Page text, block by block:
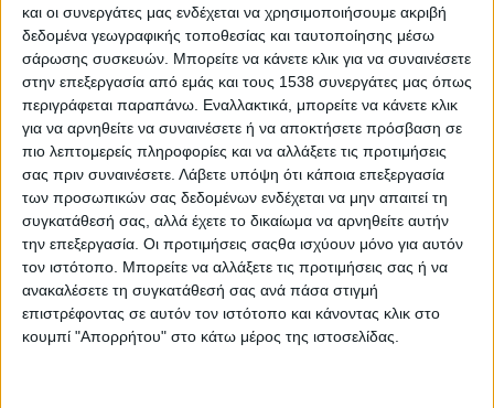
και οι συνεργάτες μας ενδέχεται να χρησιμοποιήσουμε ακριβή
δεδομένα γεωγραφικής τοποθεσίας και ταυτοποίησης μέσω
σάρωσης συσκευών. Μπορείτε να κάνετε κλικ για να συναινέσετε
στην επεξεργασία από εμάς και τους 1538 συνεργάτες μας όπως
περιγράφεται παραπάνω. Εναλλακτικά, μπορείτε να κάνετε κλικ
για να αρνηθείτε να συναινέσετε ή να αποκτήσετε πρόσβαση σε
πιο λεπτομερείς πληροφορίες και να αλλάξετε τις προτιμήσεις
σας πριν συναινέσετε. Λάβετε υπόψη ότι κάποια επεξεργασία
των προσωπικών σας δεδομένων ενδέχεται να μην απαιτεί τη
συγκατάθεσή σας, αλλά έχετε το δικαίωμα να αρνηθείτε αυτήν
την επεξεργασία. Οι προτιμήσεις σαςθα ισχύουν μόνο για αυτόν
τον ιστότοπο. Μπορείτε να αλλάξετε τις προτιμήσεις σας ή να
ανακαλέσετε τη συγκατάθεσή σας ανά πάσα στιγμή
επιστρέφοντας σε αυτόν τον ιστότοπο και κάνοντας κλικ στο
κουμπί "Απορρήτου" στο κάτω μέρος της ιστοσελίδας.
υπήρξαν ξένες δυνάμεις, με κυρίαρχη τη
Γαλλία. Ο στρατηγός Gérard και αξιωματικοί
του γαλλικού εκστρατευτικού σώματος
φέρονται να είχαν προβλέψει ή και
υποκινήσει την ανατροπή του Κυβερνήτη, ενώ
η Βρετανία ενδέχεται να γνώριζε χωρίς να
παρέμβει. Οι τελευταίες στιγμές των
Μαυρομιχάληδων αποτυπώνουν αυτή την
αμφισημία: ο Κωνσταντίνος φέρεται να
ομολόγησε ότι «άλλοι» τον έβαλαν, ενώ ο
Γεώργιος κατέθεσε τα όπλα του στη γαλλική
πρεσβεία λέγοντας «σκοτώσαμε τον